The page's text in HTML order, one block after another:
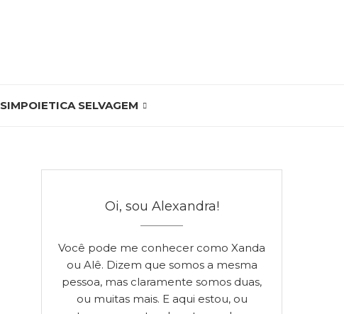
SIMPOIETICA SELVAGEM
Oi, sou Alexandra!
Você pode me conhecer como Xanda
ou Alê. Dizem que somos a mesma
pessoa, mas claramente somos duas,
ou muitas mais. E aqui estou, ou